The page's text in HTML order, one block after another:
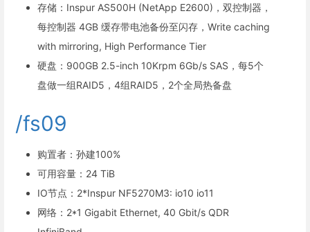
存储：Inspur AS500H (NetApp E2600)，双控制器，
每控制器 4GB 缓存带电池备份至闪存，Write caching
with mirroring, High Performance Tier
硬盘：900GB 2.5-inch 10Krpm 6Gb/s SAS，每5个
盘做一组RAID5，4组RAID5，2个全局热备盘
/fs09
购置者：孙建100%
可用容量：24 TiB
IO节点：2*Inspur NF5270M3: io10 io11
网络：2*1 Gigabit Ethernet, 40 Gbit/s QDR